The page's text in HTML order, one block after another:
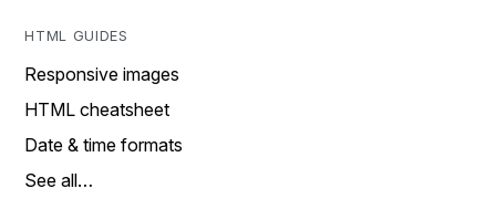
HTML GUIDES
Responsive images
HTML cheatsheet
Date & time formats
See all…